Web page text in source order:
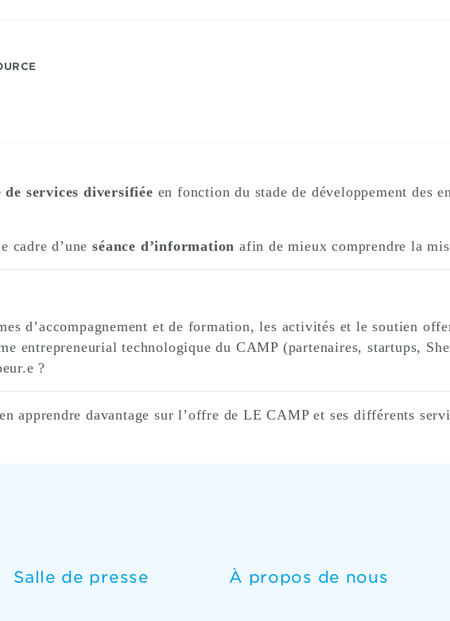
de services diversifiée en fonction du stade de développement des
cadre d’uneséance d’information afin de mieux comprendre la
d’accompagnement et de formation, les activités et le soutien
entrepreneurial technologique du CAMP (partenaires, startups,
?
apprendre davantage sur l’offre de LE CAMP et ses différents
Salle de presse À propos de nous